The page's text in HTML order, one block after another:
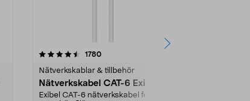
1780recensioner
Nätverkskablar & tillbehör
Nätverkskabel CAT-6 Exibel
Exibel CAT-6 nätverkskabel för
4.5 av 5 stjärnor